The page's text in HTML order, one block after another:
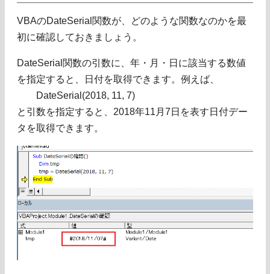
VBAのDateSerial関数が、どのような関数なのかを最
初に確認しておきましょう。
DateSerial関数の引数に、年・月・日に該当する数値
を指定すると、日付を取得できます。例えば、
DateSerial(2018, 11, 7)
と引数を指定すると、2018年11月7日を表す日付デー
タを取得できます。